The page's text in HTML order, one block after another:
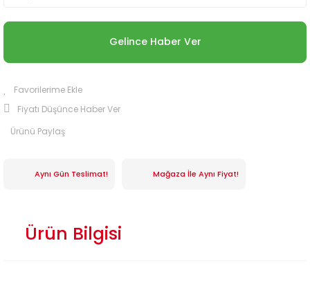
Gelince Haber Ver
Fiyatı Düşünce Haber Ver
Ürünü Paylaş
Aynı Gün Teslimat! Mağaza İle Aynı Fiyat!
Ürün Bilgisi